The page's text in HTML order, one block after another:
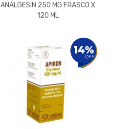
ANALGESIN 250 MG FRASCO X
120 ML
14%
OFF